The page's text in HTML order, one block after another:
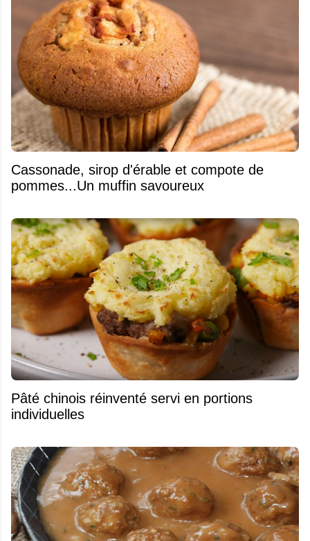
​Cassonade, sirop d'érable et compote de
pommes...Un muffin savoureux
Pâté chinois réinventé servi en portions
individuelles